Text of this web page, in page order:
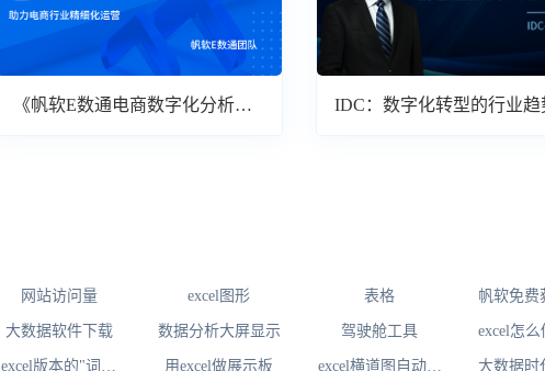
《帆软E数通电商数字化分析方
IDC：数字化转型的行业趋
网站访问量 excel图形 表格
帆软免费
大数据软件下载 数据分析大屏显示 驾驶舱工具
excel怎
excel版本的"词频 用excel做展示板 excel横道图自动生 大数据时